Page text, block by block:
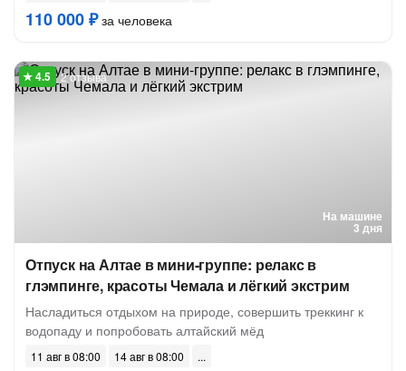
110 000 ₽за человека
На машине
3 дня
2 отзыва
Отпуск на Алтае в мини-группе: релакс в
глэмпинге, красоты Чемала и лёгкий экстрим
Насладиться отдыхом на природе, совершить треккинг к
водопаду и попробовать алтайский мёд
11 авг в 08:00 14 авг в 08:00